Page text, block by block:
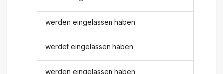
werden eingelassen haben
werdet eingelassen haben
werden eingelassen haben